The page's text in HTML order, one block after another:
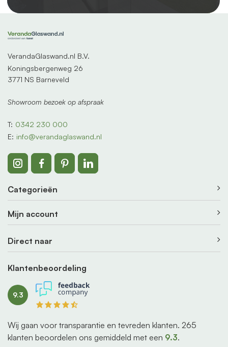
VerandaGlaswand.nl B.V.
Koningsbergenweg 26
3771 NS Barneveld
Showroom bezoek op afspraak
T: 0342 230 000
E: info@verandaglaswand.nl
Categorieën
Mijn account
Direct naar
Klantenbeoordeling
9.3
Wij gaan voor transparantie en tevreden klanten. 265
klanten beoordelen ons gemiddeld met een 9.3.